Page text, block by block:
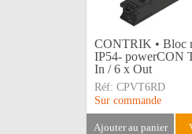
CONTRIK • Bloc
IP54- powerCON
In / 6 x Out
Réf: CPVT6RD
Sur commande
ajouter au panier